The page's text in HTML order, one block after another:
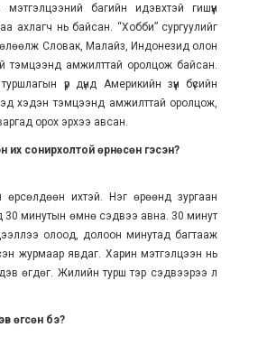
мэтгэлцээний багийн идэвхтэй гишүүн
ахлагч нь байсан. “Хобби” сургуулийг
Словак, Малайз, Индонезид олон
тэм­цээнд амжилттай орол­цож байсан.
үр дүнд Америкийн зүүн бүсийн
хэдэн тэмцээнд ам­жилттай оролцож,
орох эрхээ авсан.
их сонирхолтой өрнөсөн гэсэн?
өрсөлдөөн ихтэй. Нэг өрөөнд зургаан
30 минутын өмнө сэдвээ авна. 30 ми­нут
олоод, долоон минутад багтааж
журмаар явдаг. Харин мэтгэлцээн нь
өгдөг. Жилийн турш тэр сэдвээрээ л
өгсөн бэ?